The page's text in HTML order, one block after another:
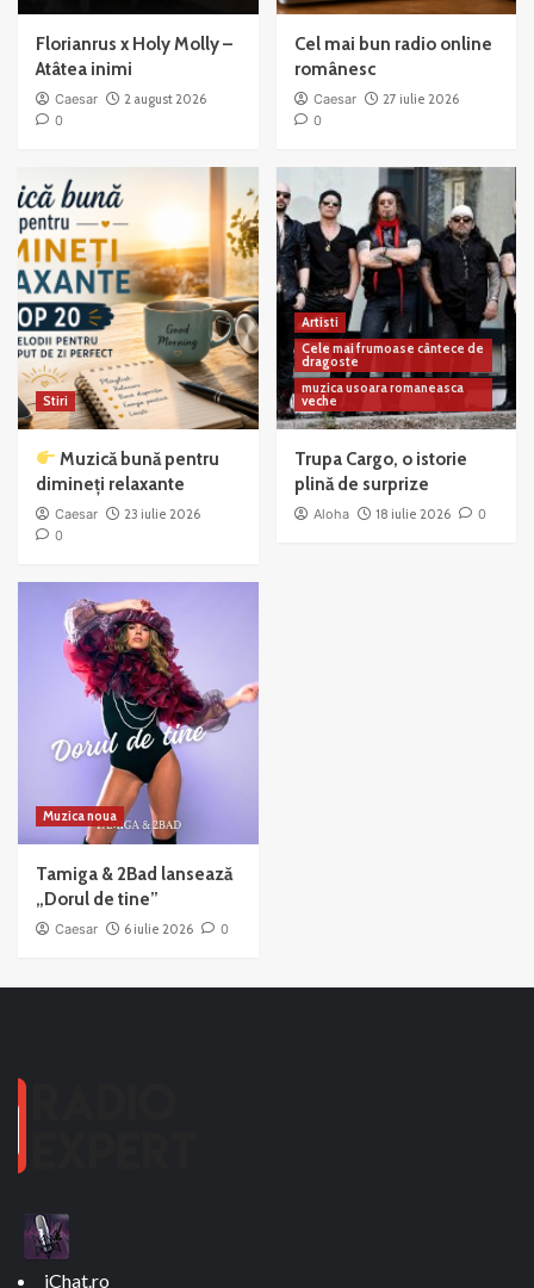
Florianrus x Holy Molly –
Atâtea inimi
Caesar
2 august 2026
0
Cel mai bun radio online
românesc
Caesar
27 iulie 2026
0
Stiri
Muzică bună pentru
dimineți relaxante
Caesar
23 iulie 2026
0
Artisti
Cele mai frumoase cântece de
dragoste
muzica usoara romaneasca
veche
Trupa Cargo, o istorie
plină de surprize
Aloha 18 iulie 2026 0
Muzica noua
Tamiga & 2Bad lansează
„Dorul de tine”
Caesar 6 iulie 2026 0
iChat.ro